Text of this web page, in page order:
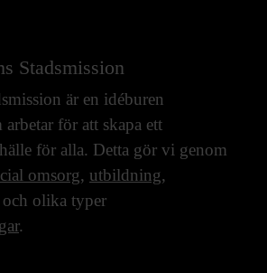
Stadsmission
är en idéburen
för att skapa ett
för alla. Detta gör vi genom
omsorg, utbildning,
och olika typer
.